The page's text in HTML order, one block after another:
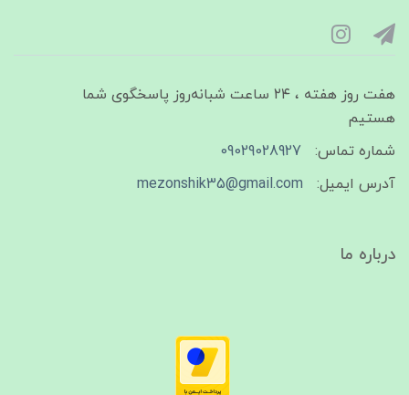
هفت روز هفته ، ۲۴ ساعت شبانه‌روز پاسخگوی شما
هستیم
شماره تماس:
09029028927
آدرس ایمیل:
mezonshik35@gmail.com
درباره ما